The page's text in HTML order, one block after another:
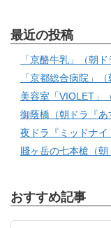
最近の投稿
「京酪牛乳」（朝ド
「京都総合病院」
美容室「VIOLET」
御蔭橋（朝ドラ『あ
夜ドラ『ミッドナイ
賤ヶ岳の七本槍（朝
おすすめ記事